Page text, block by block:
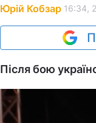
Юрій Кобзар 16:34,
Після бою